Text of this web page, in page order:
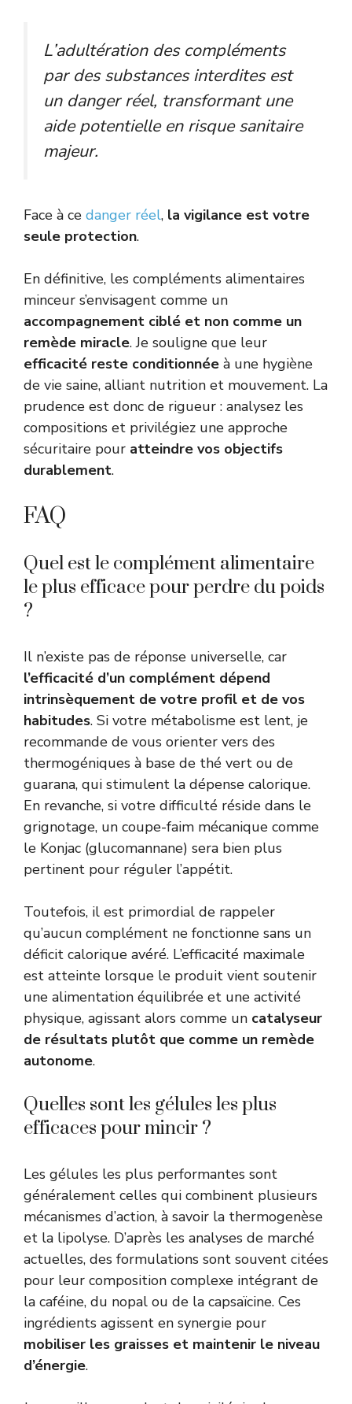
L’adultération des compléments
par des substances interdites est
un danger réel, transformant une
aide potentielle en risque sanitaire
majeur.
Face à ce danger réel, la vigilance est votre
seule protection.
En définitive, les compléments alimentaires
minceur s’envisagent comme un
accompagnement ciblé et non comme un
remède miracle. Je souligne que leur
efficacité reste conditionnée à une hygiène
de vie saine, alliant nutrition et mouvement. La
prudence est donc de rigueur : analysez les
compositions et privilégiez une approche
sécuritaire pour atteindre vos objectifs
durablement.
FAQ
Quel est le complément alimentaire
le plus efficace pour perdre du poids
?
Il n’existe pas de réponse universelle, car
l’efficacité d’un complément dépend
intrinsèquement de votre profil et de vos
habitudes. Si votre métabolisme est lent, je
recommande de vous orienter vers des
thermogéniques à base de thé vert ou de
guarana, qui stimulent la dépense calorique.
En revanche, si votre difficulté réside dans le
grignotage, un coupe-faim mécanique comme
le Konjac (glucomannane) sera bien plus
pertinent pour réguler l’appétit.
Toutefois, il est primordial de rappeler
qu’aucun complément ne fonctionne sans un
déficit calorique avéré. L’efficacité maximale
est atteinte lorsque le produit vient soutenir
une alimentation équilibrée et une activité
physique, agissant alors comme un catalyseur
de résultats plutôt que comme un remède
autonome.
Quelles sont les gélules les plus
efficaces pour mincir ?
Les gélules les plus performantes sont
généralement celles qui combinent plusieurs
mécanismes d’action, à savoir la thermogenèse
et la lipolyse. D’après les analyses de marché
actuelles, des formulations sont souvent citées
pour leur composition complexe intégrant de
la caféine, du nopal ou de la capsaïcine. Ces
ingrédients agissent en synergie pour
mobiliser les graisses et maintenir le niveau
d’énergie.